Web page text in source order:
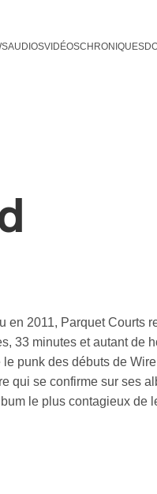
AUDIOSVIDÉOSCHRONIQUES
en 2011, Parquet Courts
33 minutes et autant de
punk des débuts de
qui se confirme sur ses
le plus contagieux de